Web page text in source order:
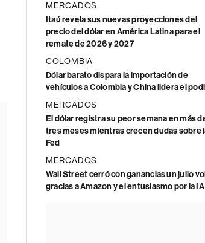
MERCADOS
Itaú revela sus nuevas proyecciones del
precio del dólar en América Latina para el
remate de 2026 y 2027
COLOMBIA
Dólar barato dispara la importación de
vehículos a Colombia y China lidera el
MERCADOS
El dólar registra su peor semana en más
tres meses mientras crecen dudas sobre
Fed
MERCADOS
Wall Street cerró con ganancias un julio
gracias a Amazon y el entusiasmo por la IA